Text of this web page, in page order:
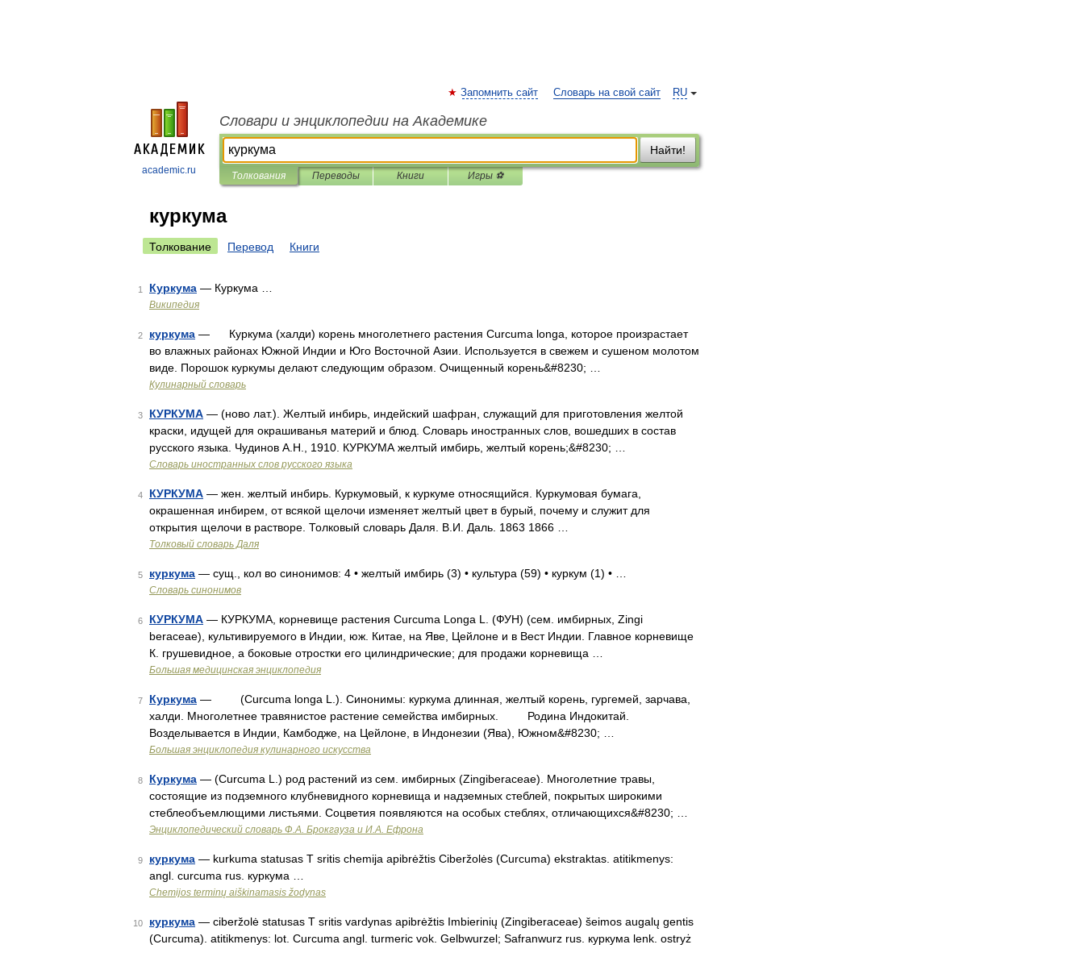
academic.ru
RU
Запомнить сайт Словарь на свой сайт
Словари и энциклопедии на Академике
Найти!
Толкования Переводы Книги Игры ⚽
куркума
Толкование Перевод Книги
1 Куркума — Куркума …
Википедия
2 куркума — Куркума (халди) корень многолетнего растения Curcuma longa, которое произрастает
во влажных районах Южной Индии и Юго Восточной Азии. Используется в свежем и сушеном молотом
виде. Порошок куркумы делают следующим образом. Очищенный корень&#8230; …
Кулинарный словарь
3 КУРКУМА — (ново лат.). Желтый инбирь, индейский шафран, служащий для приготовления желтой
краски, идущей для окрашиванья материй и блюд. Словарь иностранных слов, вошедших в состав
русского языка. Чудинов А.Н., 1910. КУРКУМА желтый имбирь, желтый корень;&#8230; …
Словарь иностранных слов русского языка
4 КУРКУМА — жен. желтый инбирь. Куркумовый, к куркуме относящийся. Куркумовая бумага,
окрашенная инбирем, от всякой щелочи изменяет желтый цвет в бурый, почему и служит для
открытия щелочи в растворе. Толковый словарь Даля. В.И. Даль. 1863 1866 …
Толковый словарь Даля
5 куркума — сущ., кол во синонимов: 4 • желтый имбирь (3) • культура (59) • куркум (1) • …
Словарь синонимов
6 КУРКУМА — КУРКУМА, корневище растения Curcuma Longa L. (ФУН) (сем. имбирных, Zingi
beraceae), культивируемого в Индии, юж. Китае, на Яве, Цейлоне и в Вест Индии. Главное корневище
К. грушевидное, а боковые отростки его цилиндрические; для продажи корневища …
Большая медицинская энциклопедия
7 Куркума — (Curcuma longa L.). Синонимы: куркума длинная, желтый корень, гургемей, зарчава,
халди. Многолетнее травянистое растение семейства имбирных. Родина Индокитай.
Возделывается в Индии, Камбодже, на Цейлоне, в Индонезии (Ява), Южном&#8230; …
Большая энциклопедия кулинарного искусства
8 Куркума — (Curcuma L.) род растений из сем. имбирных (Zingiberaceae). Многолетние травы,
состоящие из подземного клубневидного корневища и надземных стеблей, покрытых широкими
стеблеобъемлющими листьями. Соцветия появляются на особых стеблях, отличающихся&#8230; …
Энциклопедический словарь Ф.А. Брокгауза и И.А. Ефрона
9 куркума — kurkuma statusas T sritis chemija apibrėžtis Ciberžolės (Curcuma) ekstraktas. atitikmenys:
angl. curcuma rus. куркума …
Chemijos terminų aiškinamasis žodynas
10 куркума — ciberžolė statusas T sritis vardynas apibrėžtis Imbierinių (Zingiberaceae) šeimos augalų gentis
(Curcuma). atitikmenys: lot. Curcuma angl. turmeric vok. Gelbwurzel; Safranwurz rus. куркума lenk. ostryż